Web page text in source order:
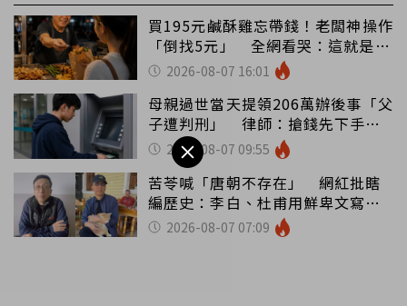
買195元鹹酥雞忘帶錢！老闆神操作
「倒找5元」 全網看哭：這就是台
灣 2026-08-07 16:01
母親過世當天提領206萬辦後事「父
子遭判刑」 律師：搶錢先下手是
罪 2026-08-07 09:55
苦苓喊「唐朝不存在」 網紅批瞎
編歷史：李白、杜甫用鮮卑文寫
詩？2026-08-07 07:09